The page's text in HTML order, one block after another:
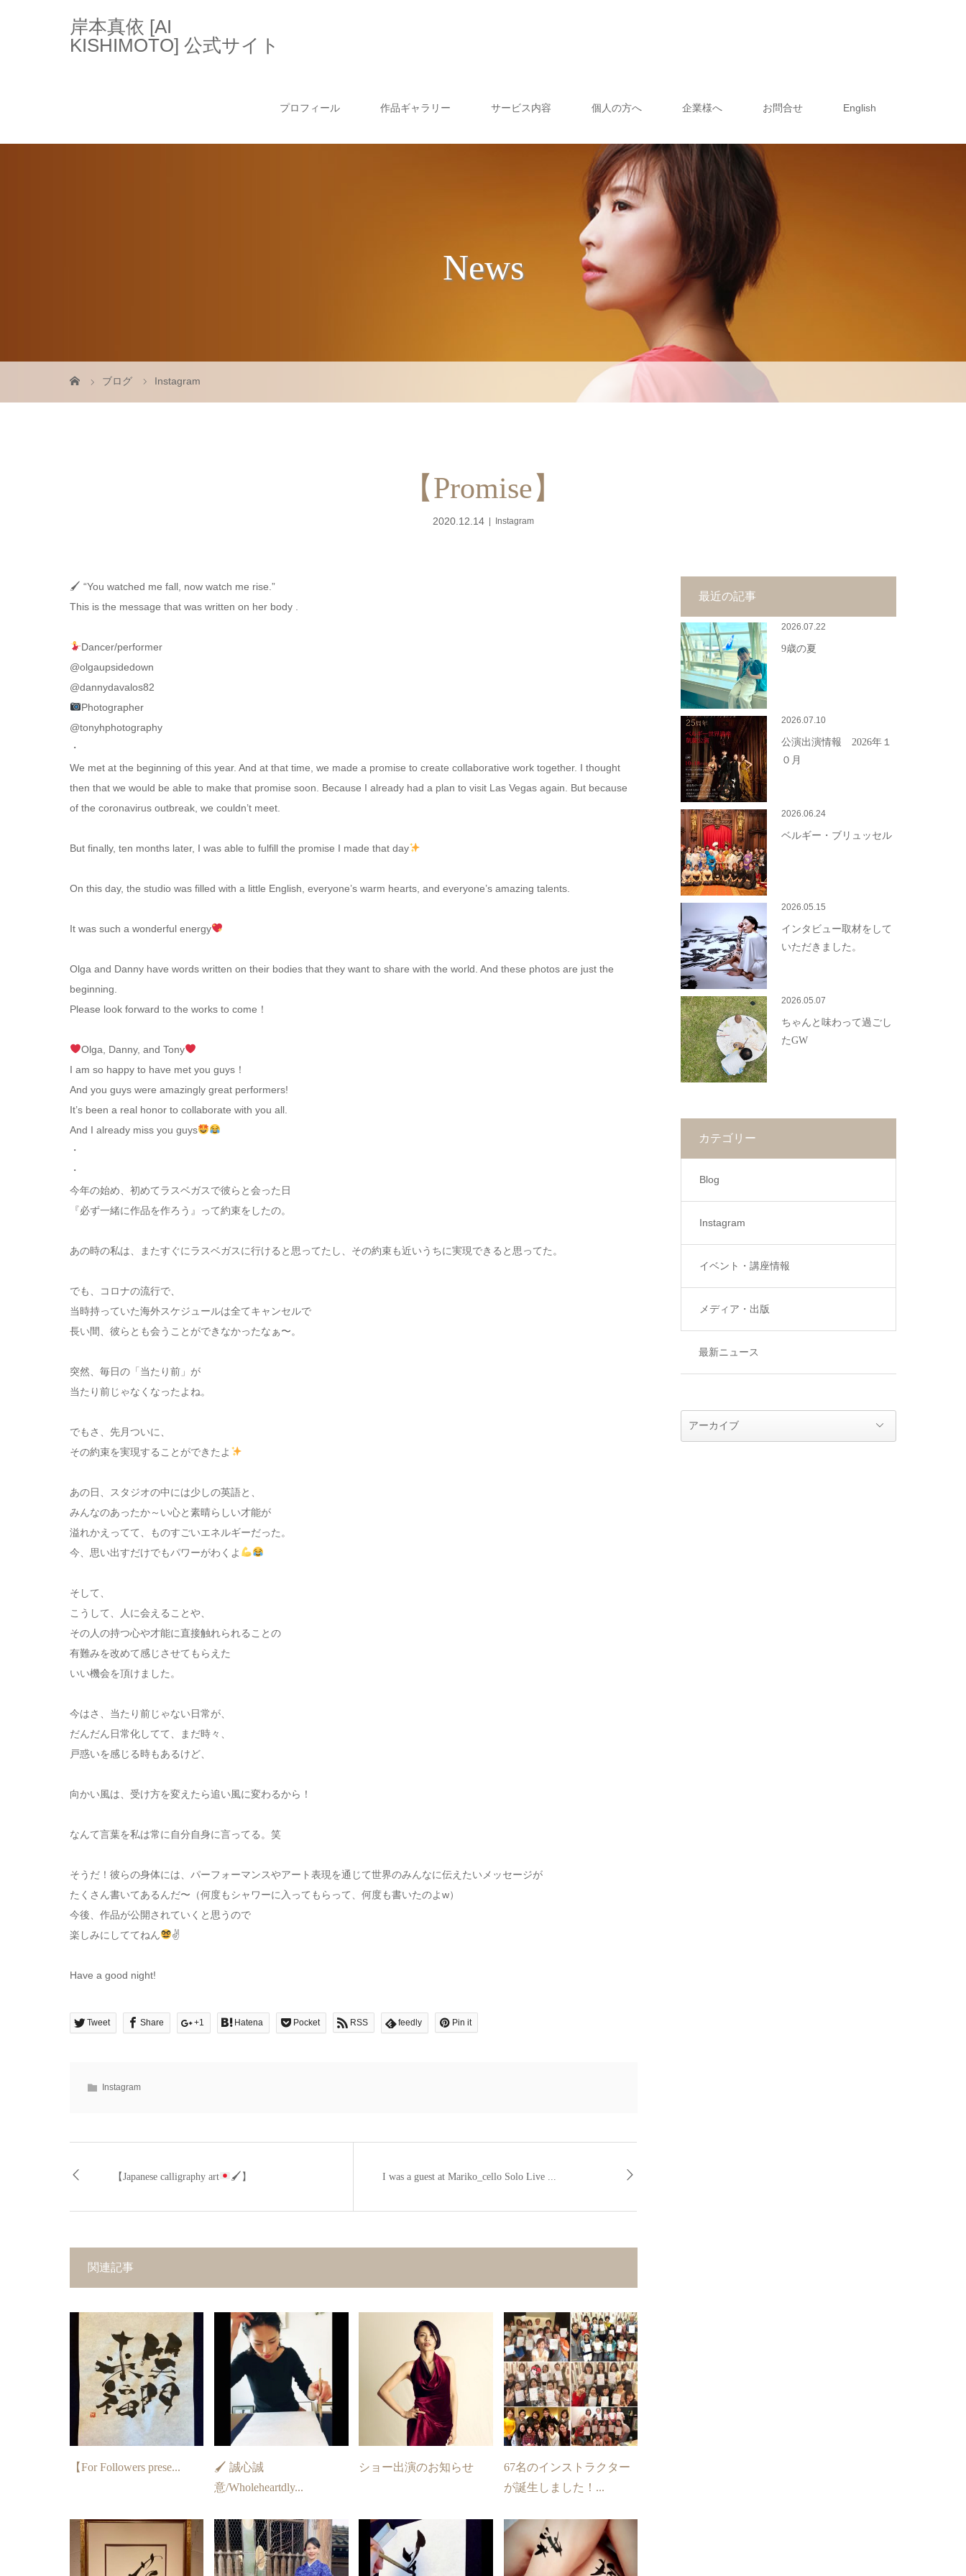
岸本真依 [AI
KISHIMOTO] 公式サイト
プロフィール 作品ギャラリー サービス内容 個人の方へ 企業様へ お問合せ English
News
ブログ Instagram
【Promise】
2020.12.14 Instagram
🖌 “You watched me fall, now watch me rise.”
This is the message that was written on her body .
Dancer/performer
@olgaupsidedown
@dannydavalos82
Photographer
@tonyhphotography
・
We met at the beginning of this year. And at that time, we made a promise to create collaborative work together. I thought
then that we would be able to make that promise soon. Because I already had a plan to visit Las Vegas again. But because
of the coronavirus outbreak, we couldn’t meet.
But finally, ten months later, I was able to fulfill the promise I made that day
On this day, the studio was filled with a little English, everyone’s warm hearts, and everyone’s amazing talents.
It was such a wonderful energy
Olga and Danny have words written on their bodies that they want to share with the world. And these photos are just the
beginning.
Please look forward to the works to come！
Olga, Danny, and Tony
I am so happy to have met you guys！
And you guys were amazingly great performers!
It’s been a real honor to collaborate with you all.
And I already miss you guys
・
・
今年の始め、初めてラスベガスで彼らと会った日
『必ず一緒に作品を作ろう』って約束をしたの。
あの時の私は、またすぐにラスベガスに行けると思ってたし、その約束も近いうちに実現できると思ってた。
でも、コロナの流行で、
当時持っていた海外スケジュールは全てキャンセルで
長い間、彼らとも会うことができなかったなぁ〜。
突然、毎日の「当たり前」が
当たり前じゃなくなったよね。
でもさ、先月ついに、
その約束を実現することができたよ
あの日、スタジオの中には少しの英語と、
みんなのあったか～い心と素晴らしい才能が
溢れかえってて、ものすごいエネルギーだった。
今、思い出すだけでもパワーがわくよ
そして、
こうして、人に会えることや、
その人の持つ心や才能に直接触れられることの
有難みを改めて感じさせてもらえた
いい機会を頂けました。
今はさ、当たり前じゃない日常が、
だんだん日常化してて、まだ時々、
戸惑いを感じる時もあるけど、
向かい風は、受け方を変えたら追い風に変わるから！
なんて言葉を私は常に自分自身に言ってる。笑
そうだ！彼らの身体には、パーフォーマンスやアート表現を通じて世界のみんなに伝えたいメッセージが
たくさん書いてあるんだ〜（何度もシャワーに入ってもらって、何度も書いたのよw）
今後、作品が公開されていくと思うので
楽しみにしててねん
✌
Have a good night!
Tweet Share +1 Hatena Pocket RSS feedly Pin it
Instagram
【Japanese calligraphy art 🖌】 I was a guest at Mariko_cello Solo Live ...
関連記事
【For Followers prese...
🖌 誠心誠
意/Wholeheartdly...
ショー出演のお知らせ
67名のインストラクター
が誕生しました！...
最近の記事
2026.07.22
9歳の夏
2026.07.10
公演出演情報 2026年１
０月
2026.06.24
ベルギー・ブリュッセル
2026.05.15
インタビュー取材をして
いただきました。
2026.05.07
ちゃんと味わって過ごし
たGW
カテゴリー
Blog
Instagram
イベント・講座情報
メディア・出版
最新ニュース